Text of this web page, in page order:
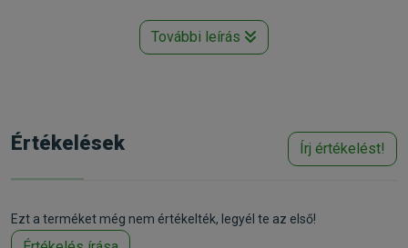
További leírás
Értékelések Írj értékelést!
Ezt a terméket még nem értékelték, legyél te az első!